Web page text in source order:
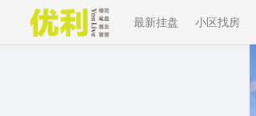
最新挂盘 小区找房